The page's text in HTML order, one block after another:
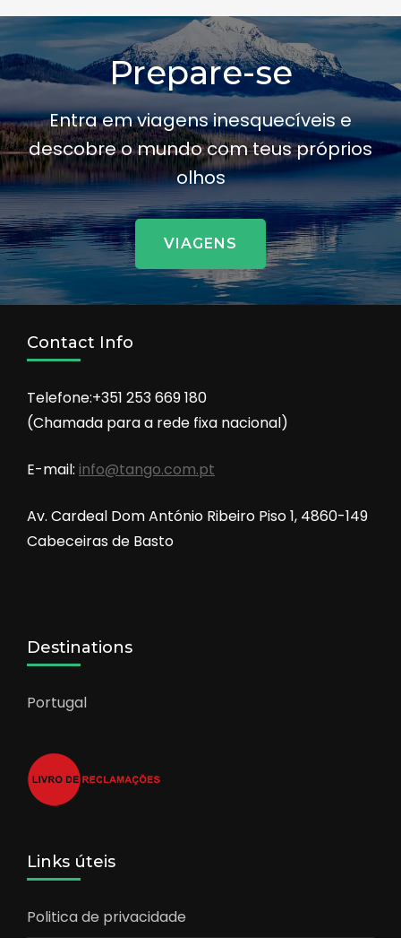
Prepare-se
Entra em viagens inesquecíveis e
descobre o mundo com teus próprios
olhos
VIAGENS
Contact Info
Telefone:+351 253 669 180
(Chamada para a rede fixa nacional)
E-mail: info@tango.com.pt
Av. Cardeal Dom António Ribeiro Piso 1, 4860-149
Cabeceiras de Basto
Destinations
Portugal
Links úteis
Politica de privacidade